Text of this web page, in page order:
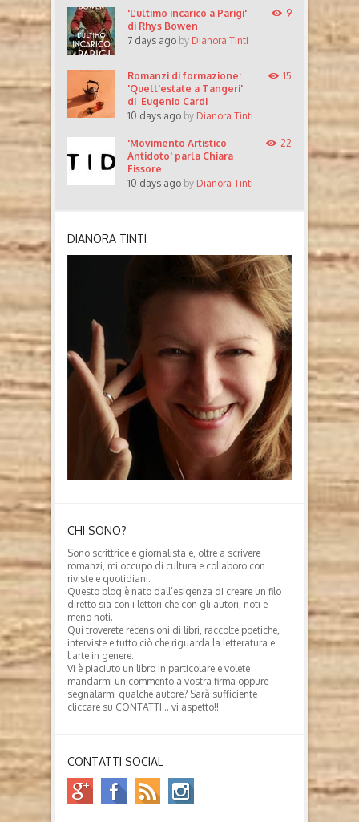
'L’ultimo incarico a Parigi'
di Rhys Bowen
7 days ago by Dianora Tinti
9
Romanzi di formazione:
'Quell'estate a Tangeri'
di Eugenio Cardi
10 days ago by Dianora Tinti
15
'Movimento Artistico
Antidoto' parla Chiara
Fissore
10 days ago by Dianora Tinti
22
DIANORA TINTI
CHI SONO?
Sono scrittrice e giornalista e, oltre a scrivere
romanzi, mi occupo di cultura e collaboro con
riviste e quotidiani.
Questo blog è nato dall’esigenza di creare un filo
diretto sia con i lettori che con gli autori, noti e
meno noti.
Qui troverete recensioni di libri, raccolte poetiche,
interviste e tutto ciò che riguarda la letteratura e
l’arte in genere.
Vi è piaciuto un libro in particolare e volete
mandarmi un commento a vostra firma oppure
segnalarmi qualche autore? Sarà sufficiente
cliccare su CONTATTI… vi aspetto!!
CONTATTI SOCIAL